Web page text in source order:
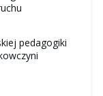
pedagogiki